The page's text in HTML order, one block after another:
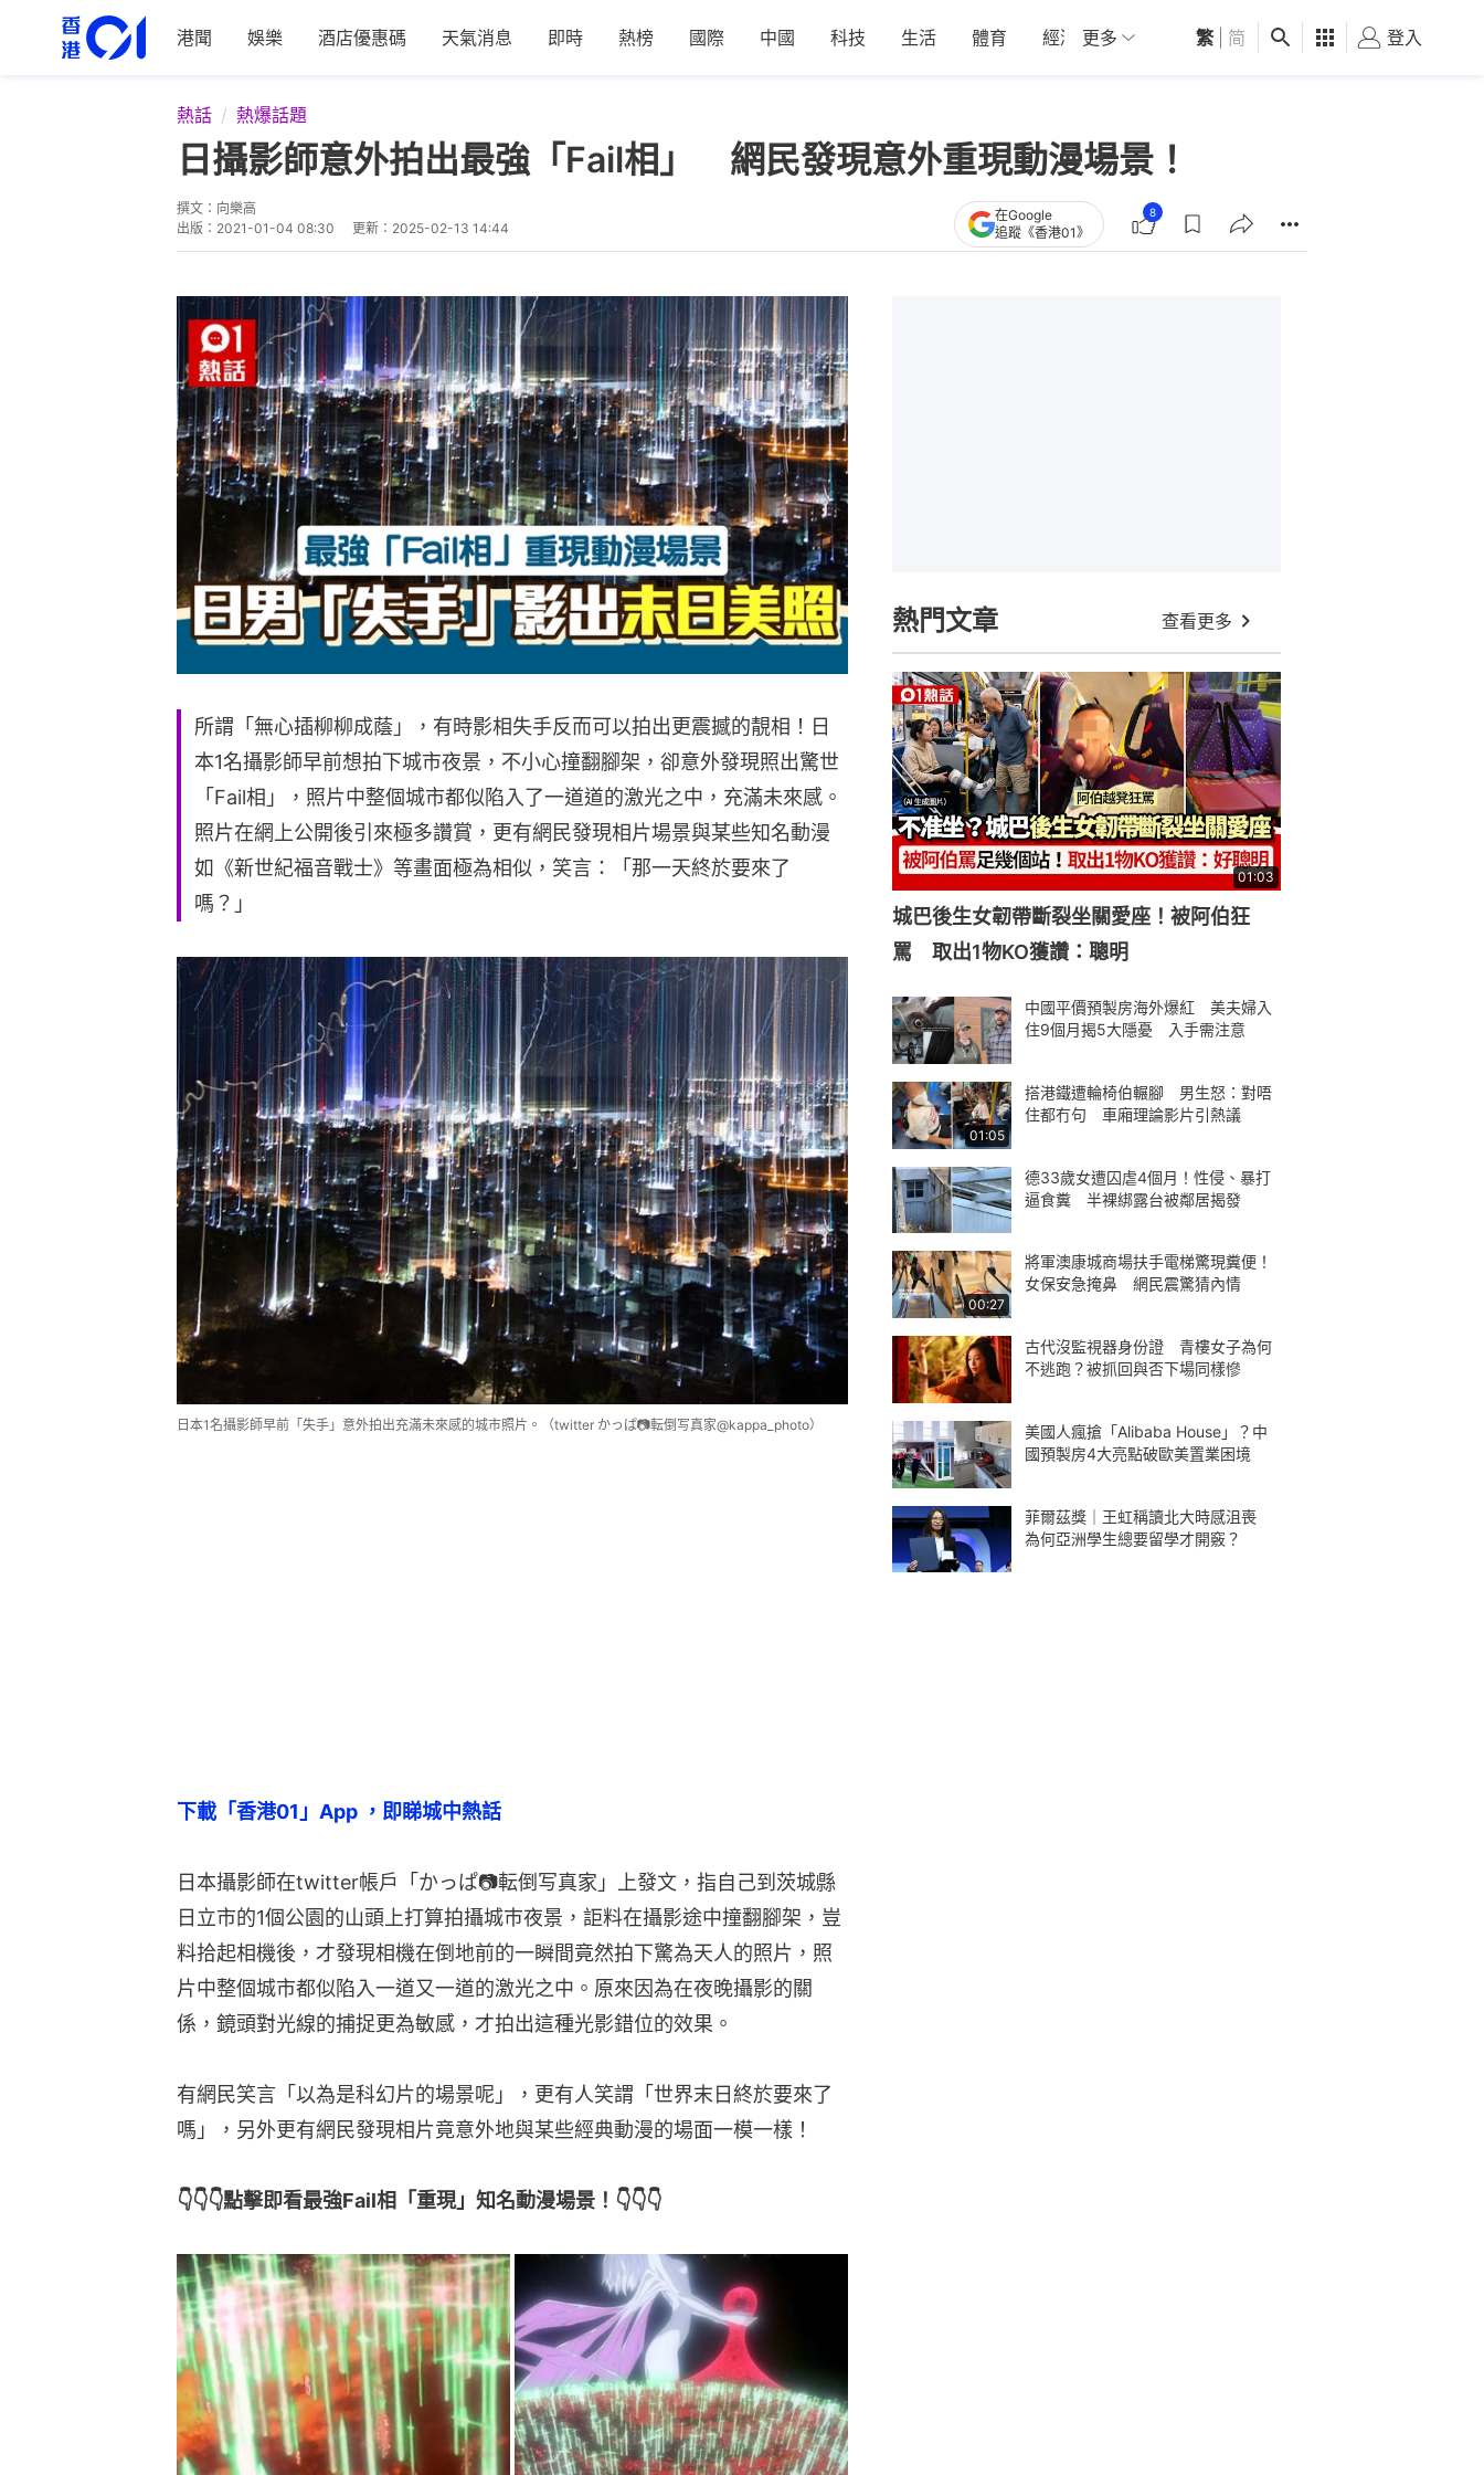
港聞 娛樂 酒店優惠碼 天氣消息 即時 熱榜 國際 中國 科技 生活 體育 經濟 01深圳 觀點 健康 好食玩飛
更多 繁 简 登入
熱話 熱爆話題
日攝影師意外拍出最強「Fail相」 網民發現意外重現動漫場景！
撰文： 向樂高
出版： 2021-01-04 08:30 更新： 2025-02-13 14:44
在Google
追蹤《香港01》
8
所謂「無心插柳柳成蔭」，有時影相失手反而可以拍出更震撼的靚相！日
本1名攝影師早前想拍下城市夜景，不小心撞翻腳架，卻意外發現照出驚世
「Fail相」，照片中整個城市都似陷入了一道道的激光之中，充滿未來感。
照片在網上公開後引來極多讚賞，更有網民發現相片場景與某些知名動漫
如《新世紀福音戰士》等畫面極為相似，笑言：「那一天終於要來了
嗎？」
日本1名攝影師早前「失手」意外拍出充滿未來感的城巿照片。（twitter かっぱ📷転倒写真家@kappa_photo）
下載「香港01」App ，即睇城中熱話
日本攝影師在twitter帳戶「かっぱ📷転倒写真家」上發文，指自己到茨城縣
日立市的1個公園的山頭上打算拍攝城巿夜景，詎料在攝影途中撞翻腳架，豈
料拾起相機後，才發現相機在倒地前的一瞬間竟然拍下驚為天人的照片，照
片中整個城市都似陷入一道又一道的激光之中。原來因為在夜晚攝影的關
係，鏡頭對光線的捕捉更為敏感，才拍出這種光影錯位的效果。
有網民笑言「以為是科幻片的場景呢」，更有人笑謂「世界末日終於要來了
嗎」，另外更有網民發現相片竟意外地與某些經典動漫的場面一模一樣！
👇👇👇點擊即看最強Fail相「重現」知名動漫場景！👇👇👇
熱門文章 查看更多
01:03
城巴後生女韌帶斷裂坐關愛座！被阿伯狂
罵 取出1物KO獲讚：聰明
中國平價預製房海外爆紅 美夫婦入
住9個月揭5大隱憂 入手需注意
01:05
搭港鐵遭輪椅伯輾腳 男生怒：對唔
住都冇句 車廂理論影片引熱議
德33歲女遭囚虐4個月！性侵、暴打
逼食糞 半裸綁露台被鄰居揭發
00:27
將軍澳康城商場扶手電梯驚現糞便！
女保安急掩鼻 網民震驚猜內情
古代沒監視器身份證 青樓女子為何
不逃跑？被抓回與否下場同樣慘
美國人瘋搶「Alibaba House」？中
國預製房4大亮點破歐美置業困境
菲爾茲獎｜王虹稱讀北大時感沮喪
為何亞洲學生總要留學才開竅？